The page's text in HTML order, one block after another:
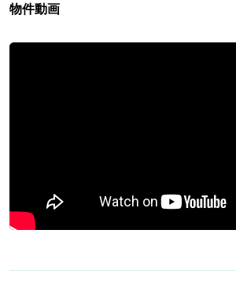
物件動画